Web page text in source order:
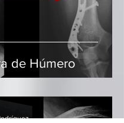
de Húmero